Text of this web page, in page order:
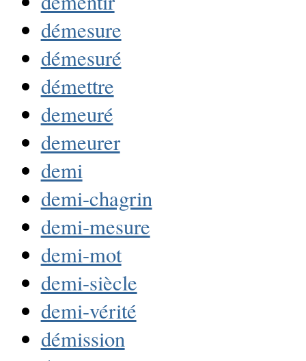
démesure
démesuré
démettre
demeuré
demeurer
demi
demi-chagrin
demi-mesure
demi-mot
demi-siècle
demi-vérité
démission